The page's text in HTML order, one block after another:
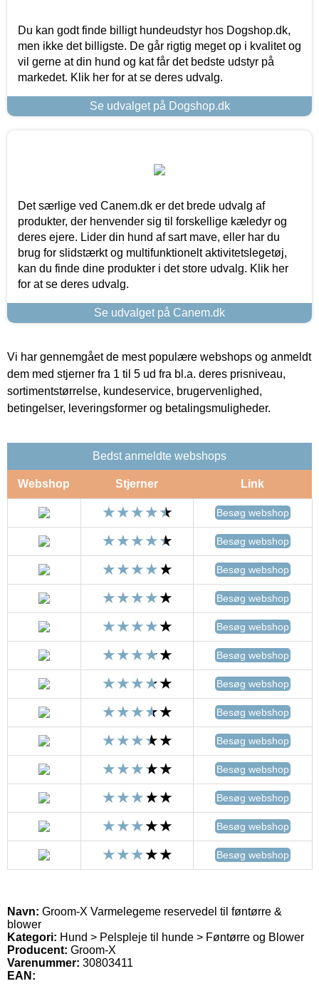
Du kan godt finde billigt hundeudstyr hos Dogshop.dk,
men ikke det billigste. De går rigtig meget op i kvalitet og
vil gerne at din hund og kat får det bedste udstyr på
markedet. Klik her for at se deres udvalg.
Se udvalget på Dogshop.dk
Det særlige ved Canem.dk er det brede udvalg af
produkter, der henvender sig til forskellige kæledyr og
deres ejere. Lider din hund af sart mave, eller har du
brug for slidstærkt og multifunktionelt aktivitetslegetøj,
kan du finde dine produkter i det store udvalg. Klik her
for at se deres udvalg.
Se udvalget på Canem.dk
Vi har gennemgået de mest populære webshops og anmeldt
dem med stjerner fra 1 til 5 ud fra bl.a. deres prisniveau,
sortimentstørrelse, kundeservice, brugervenlighed,
betingelser, leveringsformer og betalingsmuligheder.
Bedst anmeldte webshops
Webshop Stjerner Link
Besøg webshop
Besøg webshop
Besøg webshop
Besøg webshop
Besøg webshop
Besøg webshop
Besøg webshop
Besøg webshop
Besøg webshop
Besøg webshop
Besøg webshop
Besøg webshop
Besøg webshop
Navn: Groom-X Varmelegeme reservedel til føntørre &
blower
Kategori: Hund > Pelspleje til hunde > Føntørre og Blower
Producent: Groom-X
Varenummer: 30803411
EAN: